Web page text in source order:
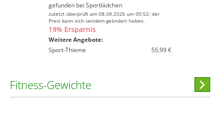
gefunden bei Sportlädchen
zuletzt überprüft am 08.08.2026 um 00:52; der
Preis kann sich seitdem geändert haben.
19% Ersparnis
Weitere Angebote:
Sport-Thieme
55,99 €
Fitness-Gewichte